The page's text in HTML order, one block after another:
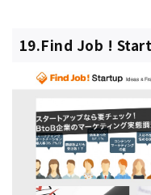
19.Find Job !